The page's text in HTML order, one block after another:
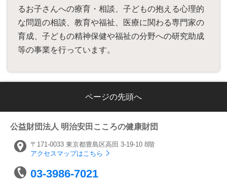
るお子さんへの療育・相談、子どもの抱える心理的
な問題の相談、教育や福祉、医療に関わる専門家の
育成、子どもの精神保健や福祉の分野への研究助成
等の事業を行っています。
ページの先頭へ
公益財団法人 明治安田こころの健康財団
〒171-0033 東京都豊島区高田 3-19-10 8階
アクセスマップはこちら
03-3986-7021